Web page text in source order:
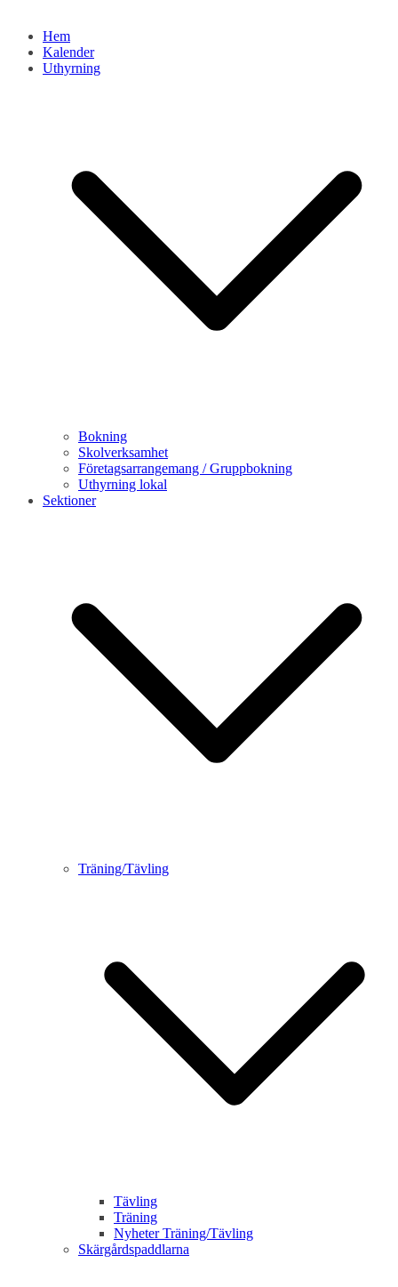
Hem
Kalender
Uthyrning
Bokning
Skolverksamhet
Företagsarrangemang / Gruppbokning
Uthyrning lokal
Sektioner
Träning/Tävling
Tävling
Träning
Nyheter Träning/Tävling
Skärgårdspaddlarna